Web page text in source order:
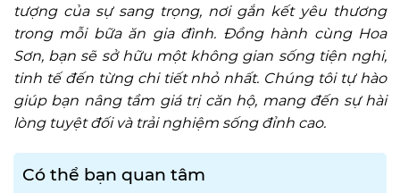
tượng của sự sang trọng, nơi gắn kết yêu thương
trong mỗi bữa ăn gia đình. Đồng hành cùng Hoa
Sơn, bạn sẽ sở hữu một không gian sống tiện nghi,
tinh tế đến từng chi tiết nhỏ nhất. Chúng tôi tự hào
giúp bạn nâng tầm giá trị căn hộ, mang đến sự hài
lòng tuyệt đối và trải nghiệm sống đỉnh cao.
Có thể bạn quan tâm